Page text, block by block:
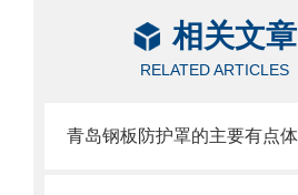
相关文章
RELATED ARTICLES